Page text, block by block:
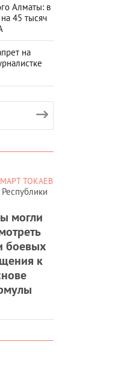
Алматы: в
45 тысяч
на
ТОКАЕВ
могли
боевых
к